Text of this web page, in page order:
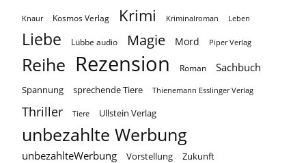
Knaur Kosmos Verlag Krimi Kriminalroman Leben
Liebe Lübbe audio Magie Mord Piper Verlag
Reihe Rezension Roman Sachbuch
Spannung sprechende Tiere Thienemann Esslinger Verlag
Thriller Tiere Ullstein Verlag
unbezahlte Werbung
unbezahlteWerbung Vorstellung Zukunft